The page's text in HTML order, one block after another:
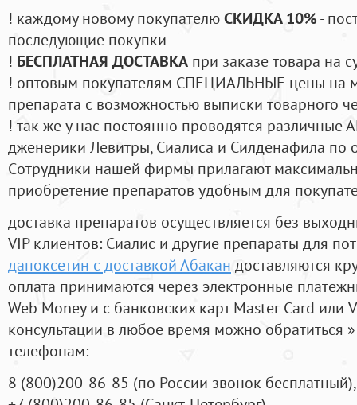
! каждому новому покупателюСКИДКА 10%-
последующие покупки
! БЕСПЛАТНАЯ ДОСТАВКА при заказе товара на
! оптовым покупателям СПЕЦИАЛЬНЫЕ цены на
препарата с возможностью выписки товарного
! так же у нас постоянно проводятся
дженерики Левитры, Сиалиса и Силденафила по
Cотрудники нашей фирмы прилагают
приобретение препаратов удобным для
доставка препаратов осуществляется без
VIP клиентов: Сиалис и другие препараты для
дапоксетин с доставкой Абакан доставляются
оплата принимаются через электронные
Web Money и с банковских карт Master Card или
консультации в любое время можно обратиться
телефонам:
8 (800)200-86-85 (по России звонок бесплатный),